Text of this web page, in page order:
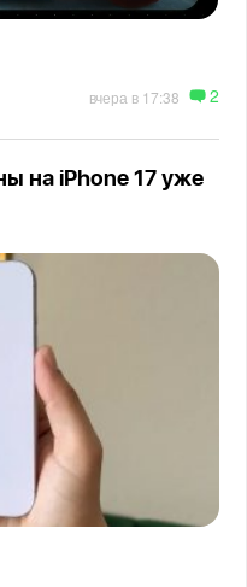
вчера в 17:38 2
на iPhone 17 уже